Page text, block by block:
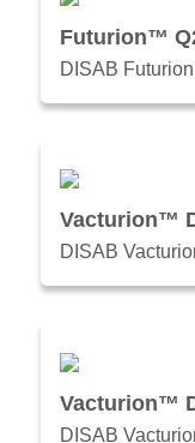
Futurion™
DISAB
Vacturion™
DISAB
Vacturion™
DISAB